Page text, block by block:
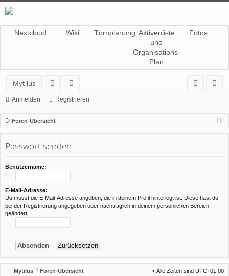
Nextcloud Wiki Törnplanung Aktivenliste
und
Organisations-
Plan
Fotos
Mytilus
or
en
itg
lie
de
r
m
el
ist
rie
Anmelden Registrieren
Foren-Übersicht
Passwort senden
Benutzername:
E-Mail-Adresse:
Du musst die E-Mail-Adresse angeben, die in deinem Profil hinterlegt ist. Diese hast du
bei der Registrierung angegeben oder nachträglich in deinem persönlichen Bereich
geändert.
Mytilus Foren-Übersicht Alle Zeiten sind UTC+01:00